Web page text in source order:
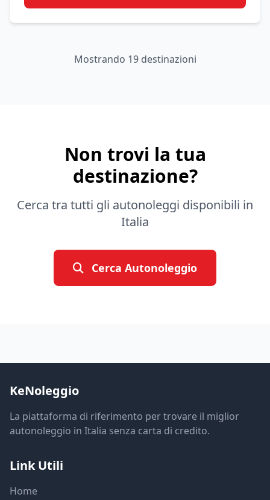
Mostrando 19 destinazioni
Non trovi la tua
destinazione?
Cerca tra tutti gli autonoleggi disponibili in
Italia
Cerca Autonoleggio
KeNoleggio
La piattaforma di riferimento per trovare il miglior
autonoleggio in Italia senza carta di credito.
Link Utili
Home